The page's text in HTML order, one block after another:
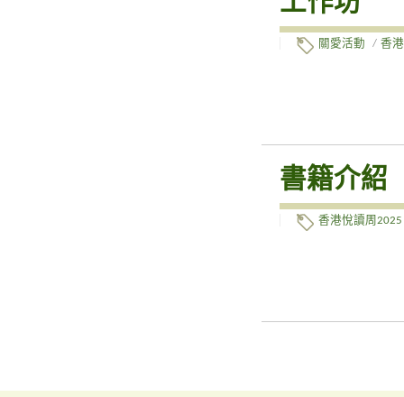
關愛活動 / 香
書籍介紹
香港悅讀周2025